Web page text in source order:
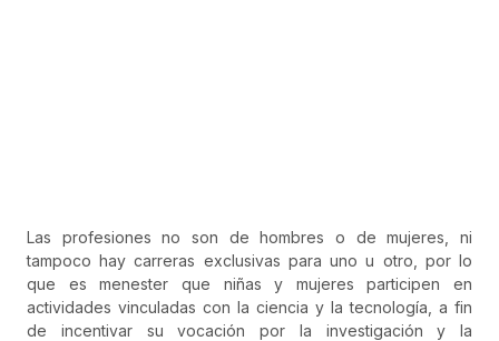
Las profesiones no son de hombres o de mujeres, ni
tampoco hay carreras exclusivas para uno u otro, por lo
que es menester que niñas y mujeres participen en
actividades vinculadas con la ciencia y la tecnología, a fin
de incentivar su vocación por la investigación y la